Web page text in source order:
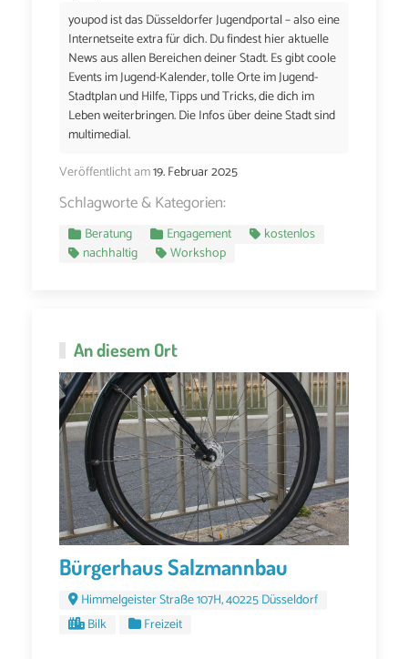
youpod ist das Düsseldorfer Jugendportal – also eine
Internetseite extra für dich. Du findest hier aktuelle
News aus allen Bereichen deiner Stadt. Es gibt coole
Events im Jugend-Kalender, tolle Orte im Jugend-
Stadtplan und Hilfe, Tipps und Tricks, die dich im
Leben weiterbringen. Die Infos über deine Stadt sind
multimedial.
Veröffentlicht am19. Februar 2025
Schlagworte & Kategorien:
Beratung Engagement
kostenlos
nachhaltig
Workshop
An diesem Ort
Bürgerhaus Salzmannbau
Himmelgeister Straße 107H, 40225 Düsseldorf
Bilk
Freizeit